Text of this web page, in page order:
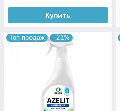
Купить
Топ продаж –21%